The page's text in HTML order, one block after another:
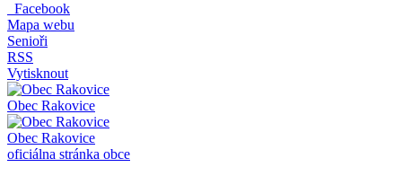
Facebook
Mapa webu
Senioři
RSS
Vytisknout
Obec Rakovice
Obec Rakovice
oficiálna stránka obce